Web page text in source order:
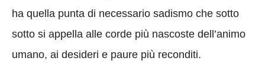
ha quella punta di necessario sadismo che sotto
sotto si appella alle corde più nascoste dell’animo
umano, ai desideri e paure più reconditi.